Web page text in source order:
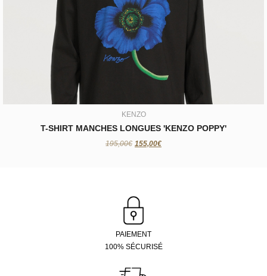
KENZO
T-SHIRT MANCHES LONGUES 'KENZO POPPY'
195,00€ 155,00€
KENZO
T-SHIRT MANCHES LONGUES 'KENZO POPPY'
155,00€
PAIEMENT
100% SÉCURISÉ